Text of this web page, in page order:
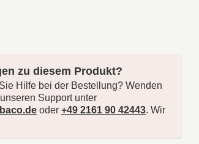
zu diesem Produkt?
Hilfe bei der Bestellung? Wenden
Support unter
oder +49 2161 90 42443. Wir